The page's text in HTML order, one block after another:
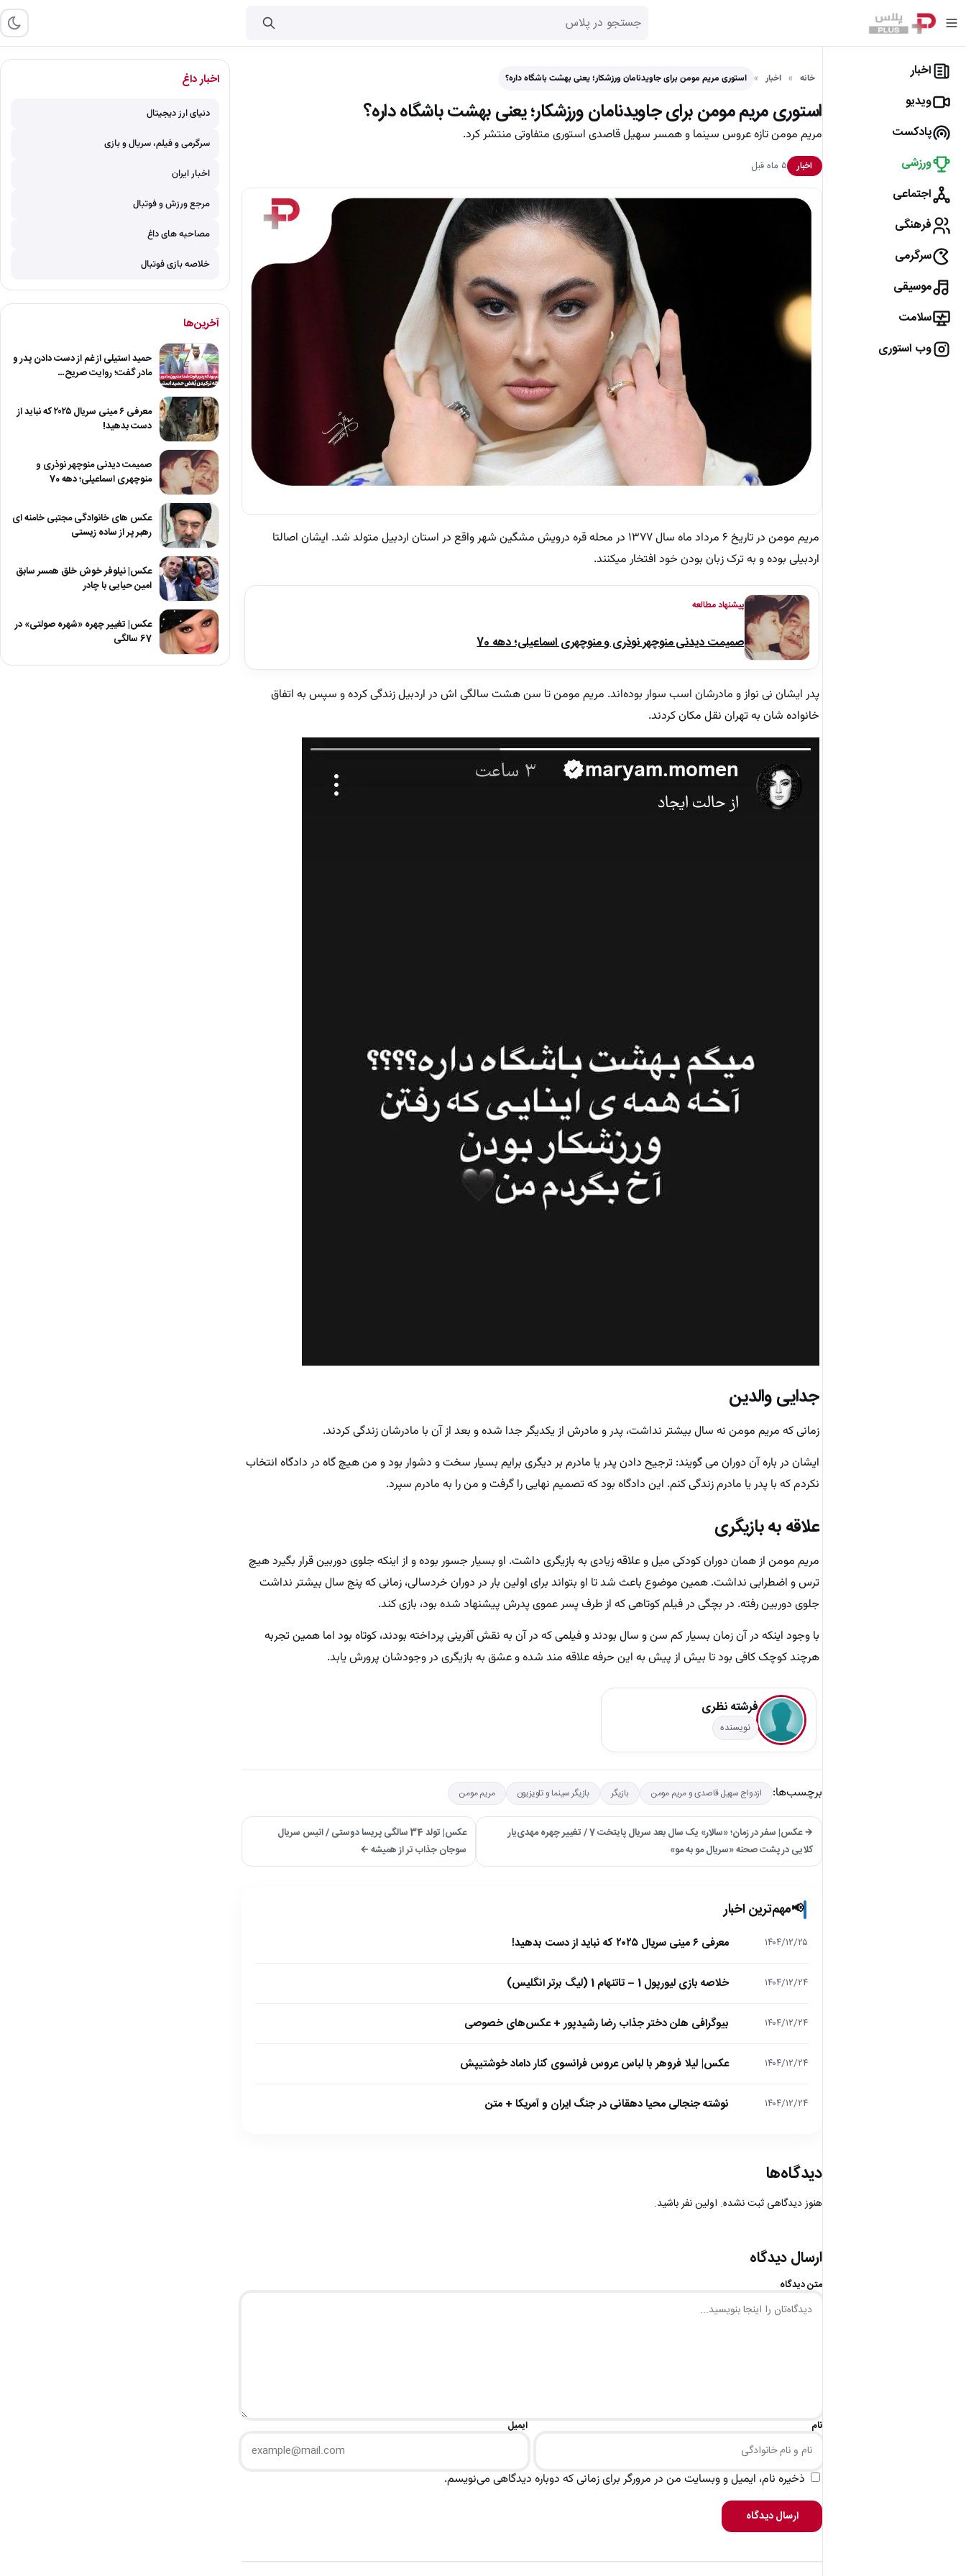
اخبار
ویدیو
پادکست
ورزشی
اجتماعی
فرهنگی
سرگرمی
موسیقی
سلامت
وب استوری
خانه اخبار استوری مریم مومن برای جاویدنامان ورزشکار؛ یعنی بهشت باشگاه داره؟
استوری مریم مومن برای جاویدنامان ورزشکار؛ یعنی بهشت باشگاه داره؟
مریم مومن تازه عروس سینما و همسر سهیل قاصدی استوری متفاوتی منتشر کرد.
اخبار ۵ ماه قبل
مریم مومن در تاریخ ۶ مرداد ماه سال ۱۳۷۷ در محله قره‌ درویش مشگین شهر واقع در استان اردبیل متولد شد. ایشان اصالتا
اردبیلی بوده و به ترک زبان بودن خود افتخار میکنند.
پیشنهاد مطالعه
صمیمت دیدنی منوچهر نوذری و منوچهری اسماعیلی؛ دهه 70
پدر ایشان نی نواز و مادرشان اسب سوار بوده‌اند. مریم مومن تا سن هشت سالگی اش در اردبیل زندگی کرده و سپس به اتفاق
خانواده شان به تهران نقل مکان کردند.
جدایی والدین
زمانی که مریم مومن نه سال بیشتر نداشت، پدر و مادرش از یکدیگر جدا شده و بعد از آن با مادرشان زندگی کردند.
ایشان در باره آن دوران می گویند: ترجیح دادن پدر یا مادرم بر دیگری برایم بسیار سخت و دشوار بود و من هیچ گاه در دادگاه انتخاب
نکردم که با پدر یا مادرم زندگی کنم. این دادگاه بود که تصمیم نهایی را گرفت و من را به مادرم سپرد.
علاقه به بازیگری
مریم مومن از همان دوران کودکی میل و علاقه زیادی به بازیگری داشت. او بسیار جسور بوده و از اینکه جلوی دوربین قرار بگیرد هیچ
ترس و اضطرابی نداشت. همین موضوع باعث شد تا او بتواند برای اولین بار در دوران خردسالی، زمانی که پنج سال بیشتر نداشت
جلوی دوربین رفته. در بچگی در فیلم کوتاهی که از طرف پسر عموی پدرش پیشنهاد شده بود، بازی کند.
با وجود اینکه در آن زمان بسیار کم سن و سال بودند و فیلمی که در آن به نقش آفرینی پرداخته بودند، کوتاه بود اما همین تجربه
هرچند کوچک کافی بود تا بیش از پیش به این حرفه علاقه مند شده و عشق به بازیگری در وجودشان پرورش یابد.
فرشته نظری
نویسنده
برچسب‌ها: ازدواج سهیل قاصدی و مریم مومن بازیگر بازیگر سینما و تلویزیون مریم مومن
→ عکس| سفر در زمان؛ «سالار» یک سال بعد سریال پایتخت 7 / تغییر چهره مهدی‌یار
کلایی در پشت صحنه «سریال مو به مو»
عکس| تولد 34 سالگی پریسا دوستی / انیس سریال
سوجان جذاب تر از همیشه ←
📢مهم‌ترین اخبار
۱۴۰۴/۱۲/۲۵ معرفی ۶ مینی سریال ۲۰۲۵ که نباید از دست بدهید!
۱۴۰۴/۱۲/۲۴ خلاصه بازی لیورپول 1 – تاتنهام 1 (لیگ برتر انگلیس)
۱۴۰۴/۱۲/۲۴ بیوگرافی هلن دختر جذاب رضا رشیدپور + عکس‌های خصوصی
۱۴۰۴/۱۲/۲۴ عکس| لیلا فروهر با لباس عروس فرانسوی کنار داماد خوشتیپش
۱۴۰۴/۱۲/۲۴ نوشته جنجالی محیا دهقانی در جنگ ایران و آمریکا + متن
دیدگاه‌ها
هنوز دیدگاهی ثبت نشده. اولین نفر باشید.
ارسال دیدگاه
متن دیدگاه
نام ایمیل
ذخیره نام، ایمیل و وبسایت من در مرورگر برای زمانی که دوباره دیدگاهی می‌نویسم.
ارسال دیدگاه
اخبار داغ
دنیای ارز دیجیتال
سرگرمی و فیلم، سریال و بازی
اخبار ایران
مرجع ورزش و فوتبال
مصاحبه های داغ
خلاصه بازی فوتبال
آخرین‌ها
حمید استیلی از غم از دست دادن پدر و
مادر گفت؛ روایت صریح…
معرفی ۶ مینی سریال ۲۰۲۵ که نباید از
دست بدهید!
صمیمت دیدنی منوچهر نوذری و
منوچهری اسماعیلی؛ دهه 70
عکس های خانوادگی مجتبی خامنه ای
رهبر پر از ساده زیستی
عکس| نیلوفر خوش خلق همسر سابق
امین حیایی با چادر
عکس| تغییر چهره «شهره صولتی» در
67 سالگی